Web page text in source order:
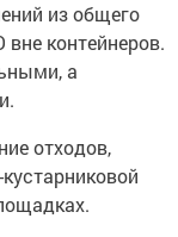
из общего
контейнеров.
а
отходов,